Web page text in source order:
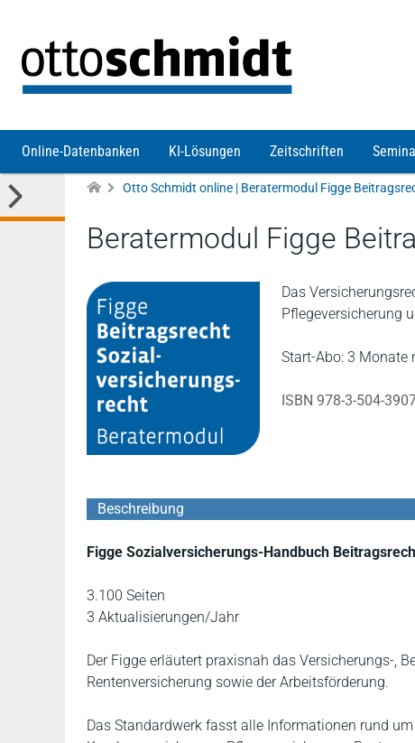
Online-Datenbanken KI-Lösungen Zeitschriften
Beratermodul Figge
Das
Pflegeversicherung
Start-Abo: 3 Monate
ISBN 978-3-504-
Beschreibung
Figge Sozialversicherungs-Handbuch
3.100 Seiten
3 Aktualisierungen/Jahr
Der Figge erläutert praxisnah das Versicherungs-,
Rentenversicherung sowie der Arbeitsförderung.
Das Standardwerk fasst alle Informationen rund